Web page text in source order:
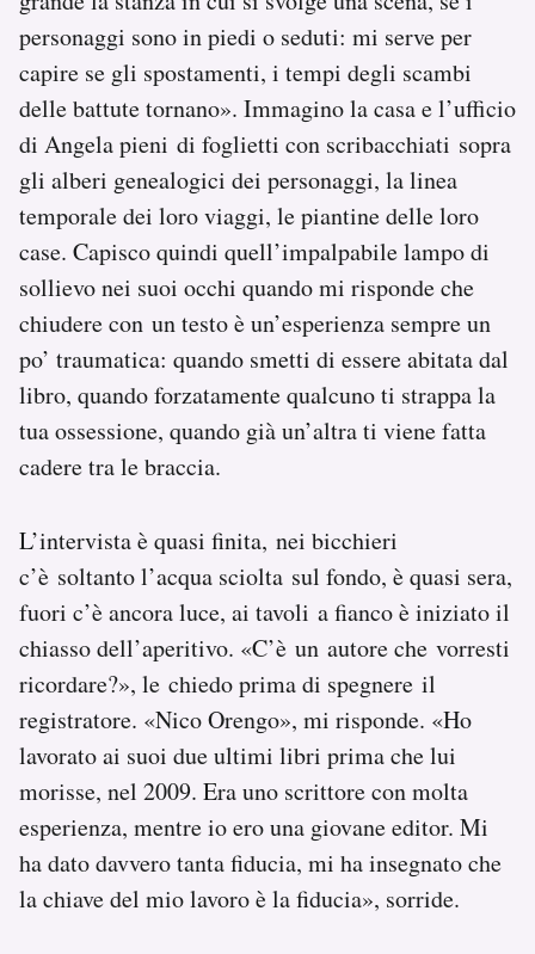
personaggi sono in piedi o seduti: mi serve per
capire se gli spostamenti, i tempi degli scambi
delle battute tornano». Immagino la casa e l’ufficio
di Angela pieni di foglietti con scribacchiati sopra
gli alberi genealogici dei personaggi, la linea
temporale dei loro viaggi, le piantine delle loro
case. Capisco quindi quell’impalpabile lampo di
sollievo nei suoi occhi quando mi risponde che
chiudere con un testo è un’esperienza sempre un
po’ traumatica: quando smetti di essere abitata dal
libro, quando forzatamente qualcuno ti strappa la
tua ossessione, quando già un’altra ti viene fatta
cadere tra le braccia.
L’intervista è quasi finita, nei bicchieri
c’è soltanto l’acqua sciolta sul fondo, è quasi sera,
fuori c’è ancora luce, ai tavoli a fianco è iniziato il
chiasso dell’aperitivo. «C’è un autore che vorresti
ricordare?», le chiedo prima di spegnere il
registratore. «Nico Orengo», mi risponde. «Ho
lavorato ai suoi due ultimi libri prima che lui
morisse, nel 2009. Era uno scrittore con molta
esperienza, mentre io ero una giovane editor. Mi
ha dato davvero tanta fiducia, mi ha insegnato che
la chiave del mio lavoro è la fiducia», sorride.